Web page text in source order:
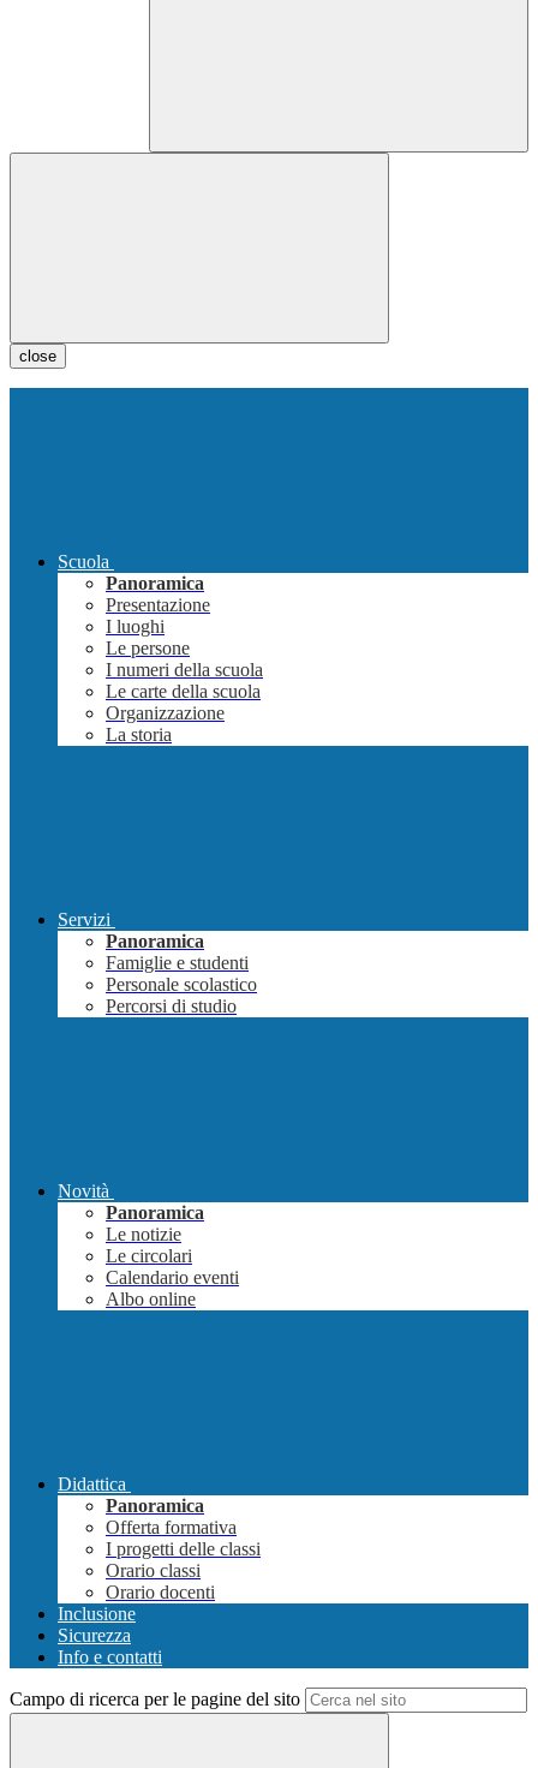
close
Scuola
Panoramica
Presentazione
I luoghi
Le persone
I numeri della scuola
Le carte della scuola
Organizzazione
La storia
Servizi
Panoramica
Famiglie e studenti
Personale scolastico
Percorsi di studio
Novità
Panoramica
Le notizie
Le circolari
Calendario eventi
Albo online
Didattica
Panoramica
Offerta formativa
I progetti delle classi
Orario classi
Orario docenti
Inclusione
Sicurezza
Info e contatti
Campo di ricerca per le pagine del sito